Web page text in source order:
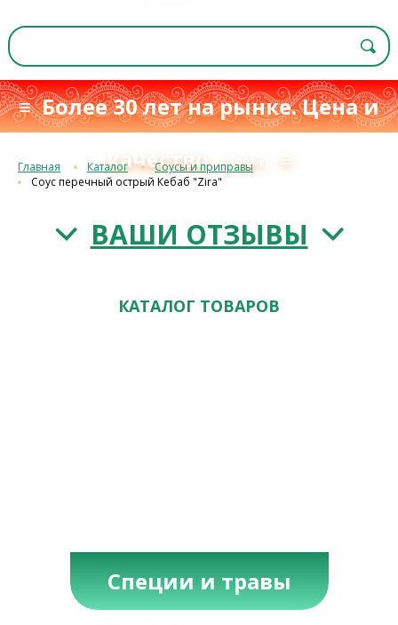
≡ Более 30 лет на рынке. Цена и
качествос 1993 г. ≡
Главная Каталог
Соусы и приправы
Соус перечный острый Кебаб "Zira"
ВАШИ ОТЗЫВЫ
КАТАЛОГ ТОВАРОВ
Специи и травы